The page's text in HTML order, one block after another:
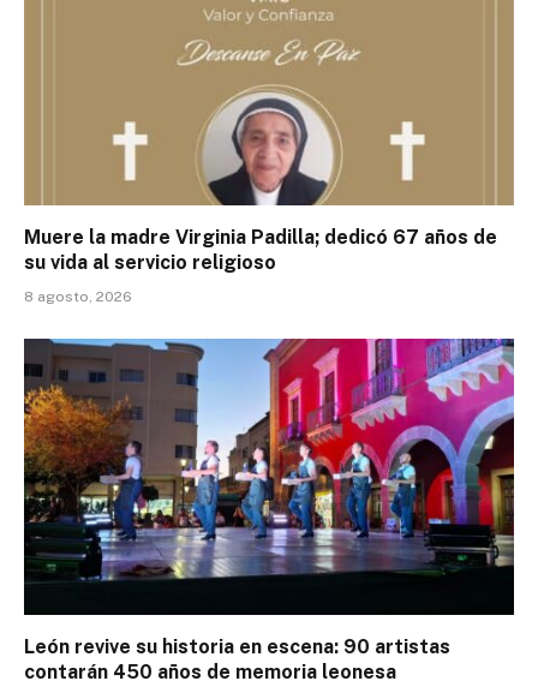
Muere la madre Virginia Padilla; dedicó 67 años de
su vida al servicio religioso
8 agosto, 2026
León revive su historia en escena: 90 artistas
contarán 450 años de memoria leonesa